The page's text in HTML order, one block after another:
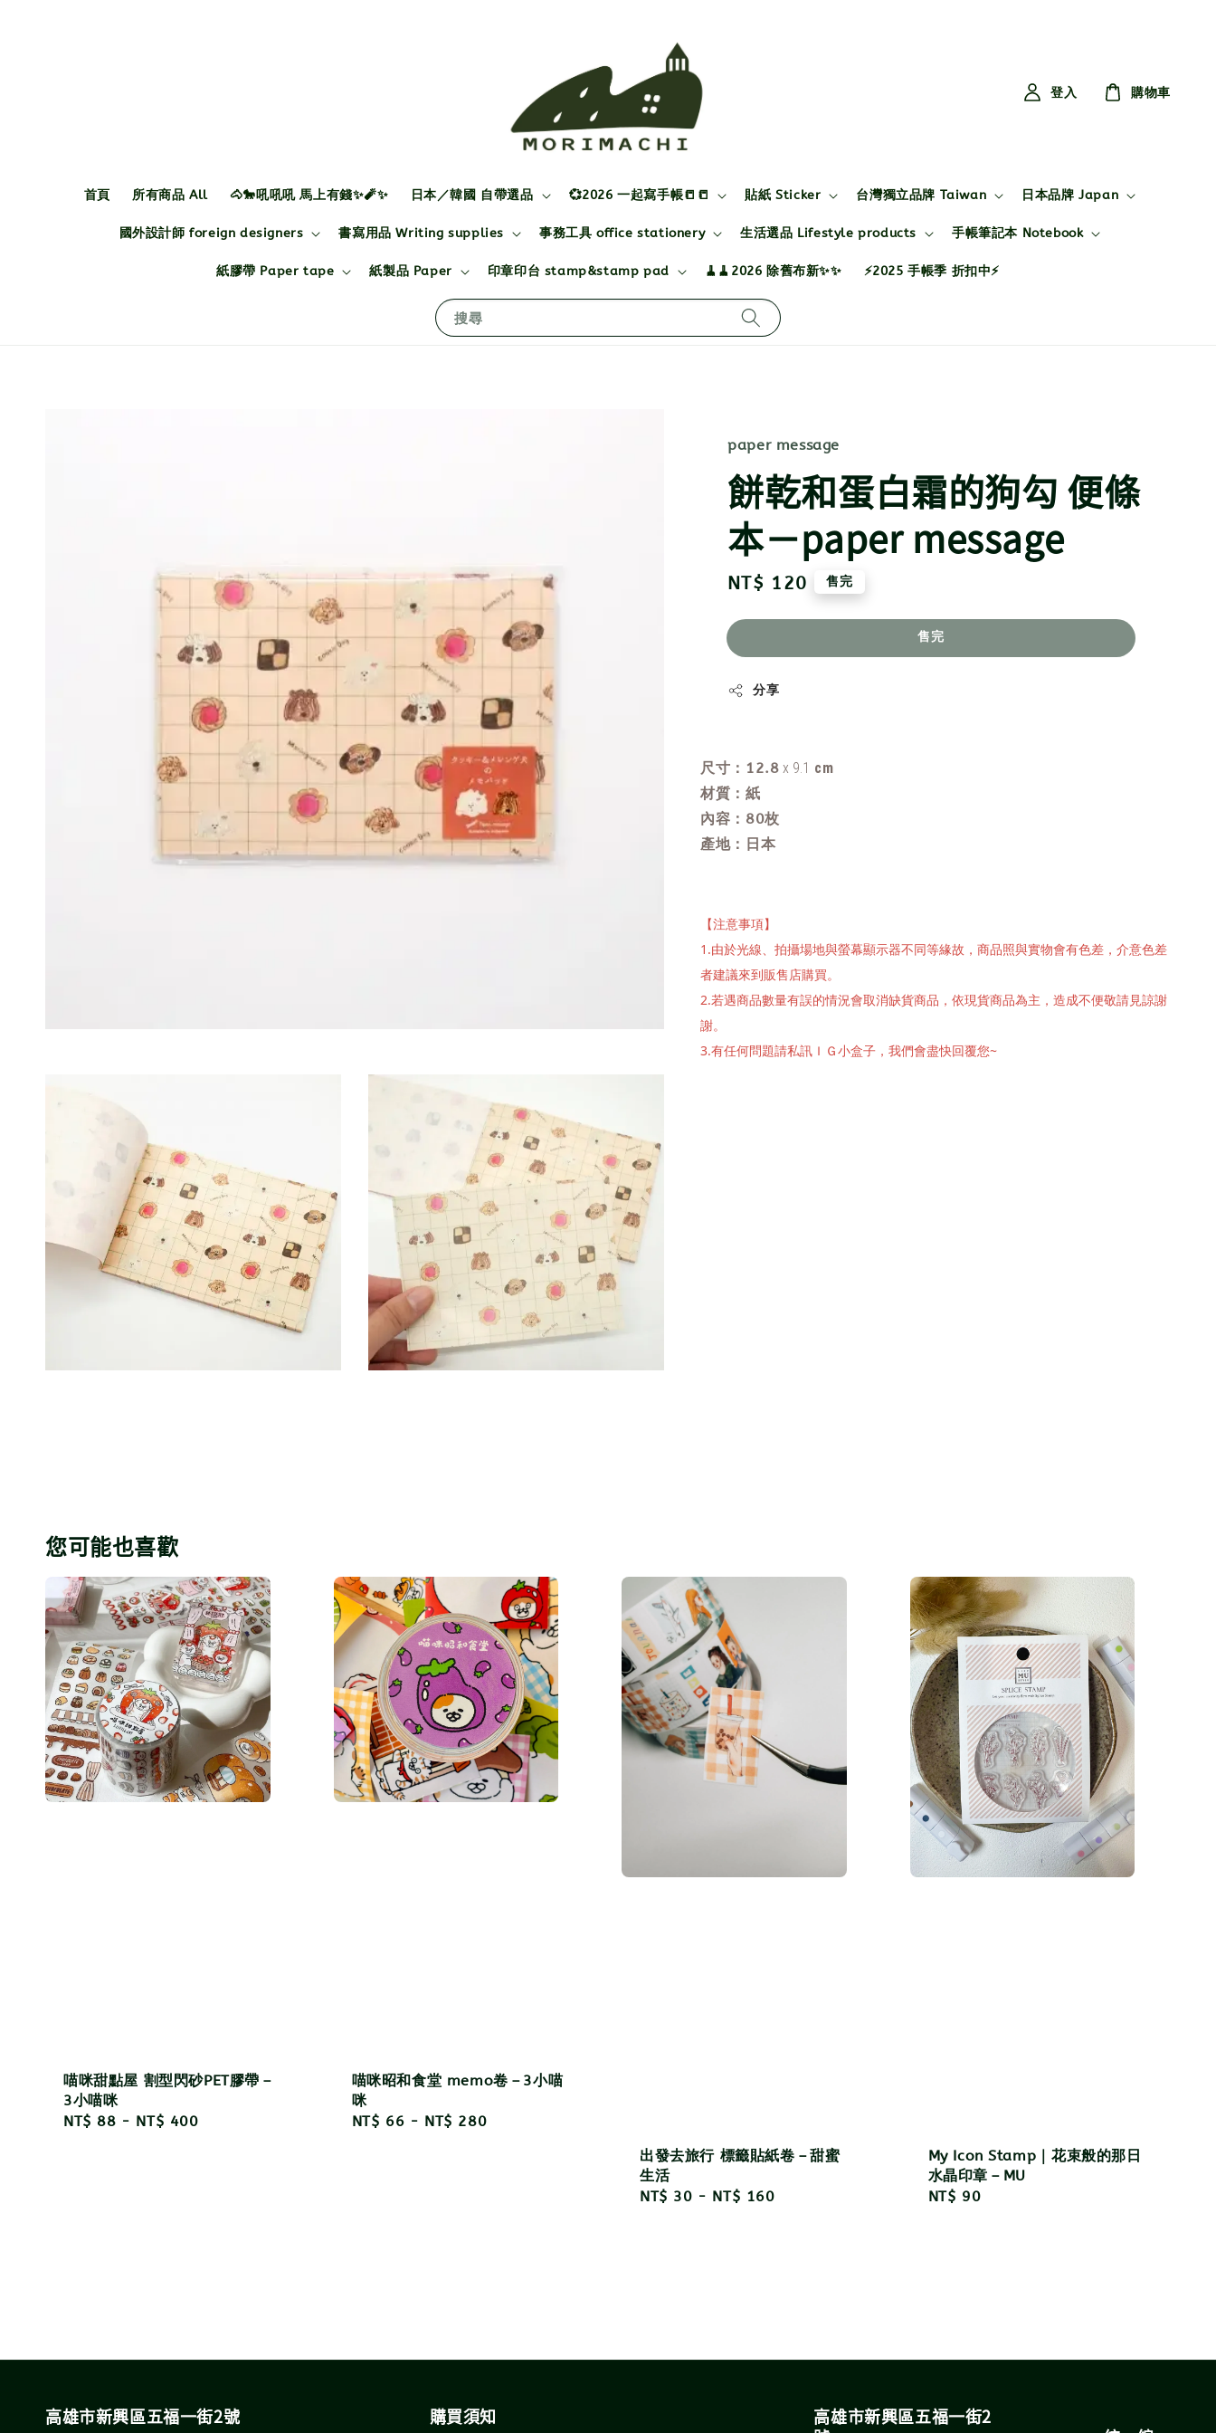
搜尋
首頁 所有商品 All 🐴🐎吼吼吼 馬上有錢✨🧨✨ 日本／韓國 自帶選品 💞2026 一起寫手帳📒📒 貼紙 Sticker 台灣獨立品牌 Taiwan 日本品牌 Japan
國外設計師 foreign designers 書寫用品 Writing supplies 事務工具 office stationery 生活選品 Lifestyle products 手帳筆記本 Notebook
紙膠帶 Paper tape 紙製品 Paper 印章印台 stamp&stamp pad 🧹🧹2026 除舊布新✨✨ ⚡2025 手帳季 折扣中⚡
登入 購物車
paper message
餅乾和蛋白霜的狗勾 便條
本－paper message
Regular
NT$ 120 售完
售完
分享
尺寸：12.8 x 9.1 cm
材質：紙
內容：80枚
產地：日本
【注意事項】
1.由於光線、拍攝場地與螢幕顯示器不同等緣故，商品照與實物會有色差，介意色差
者建議來到販售店購買。
2.若遇商品數量有誤的情況會取消缺貨商品，依現貨商品為主，造成不便敬請見諒謝
謝。
3.有任何問題請私訊ＩＧ小盒子，我們會盡快回覆您~
您可能也喜歡
喵咪甜點屋 割型閃砂PET膠帶－
3小喵咪
Regular
NT$ 88 - NT$ 400
喵咪昭和食堂 memo卷－3小喵
咪
Regular
NT$ 66 - NT$ 280
出發去旅行 標籤貼紙卷－甜蜜
生活
Regular
NT$ 30 - NT$ 160
My Icon Stamp｜花束般的那日
水晶印章－MU
Regular
NT$ 90
高雄市新興區五福一街2號 購買須知
高雄市新興區五福一街2